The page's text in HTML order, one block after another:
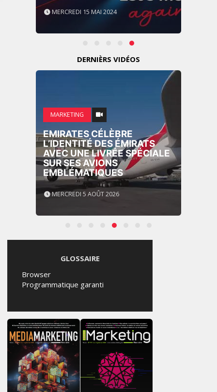
MERCREDI 15 MAI 2024
DERNIÈRS VIDÉOS
MARKETING
EMIRATES CÉLÈBRE
L’IDENTITÉ DES ÉMIRATS
AVEC UNE LIVRÉE SPÉCIALE
SUR SES AVIONS
EMBLÉMATIQUES
MERCREDI 5 AOÛT 2026
GLOSSAIRE
Browser
Programmatique garanti